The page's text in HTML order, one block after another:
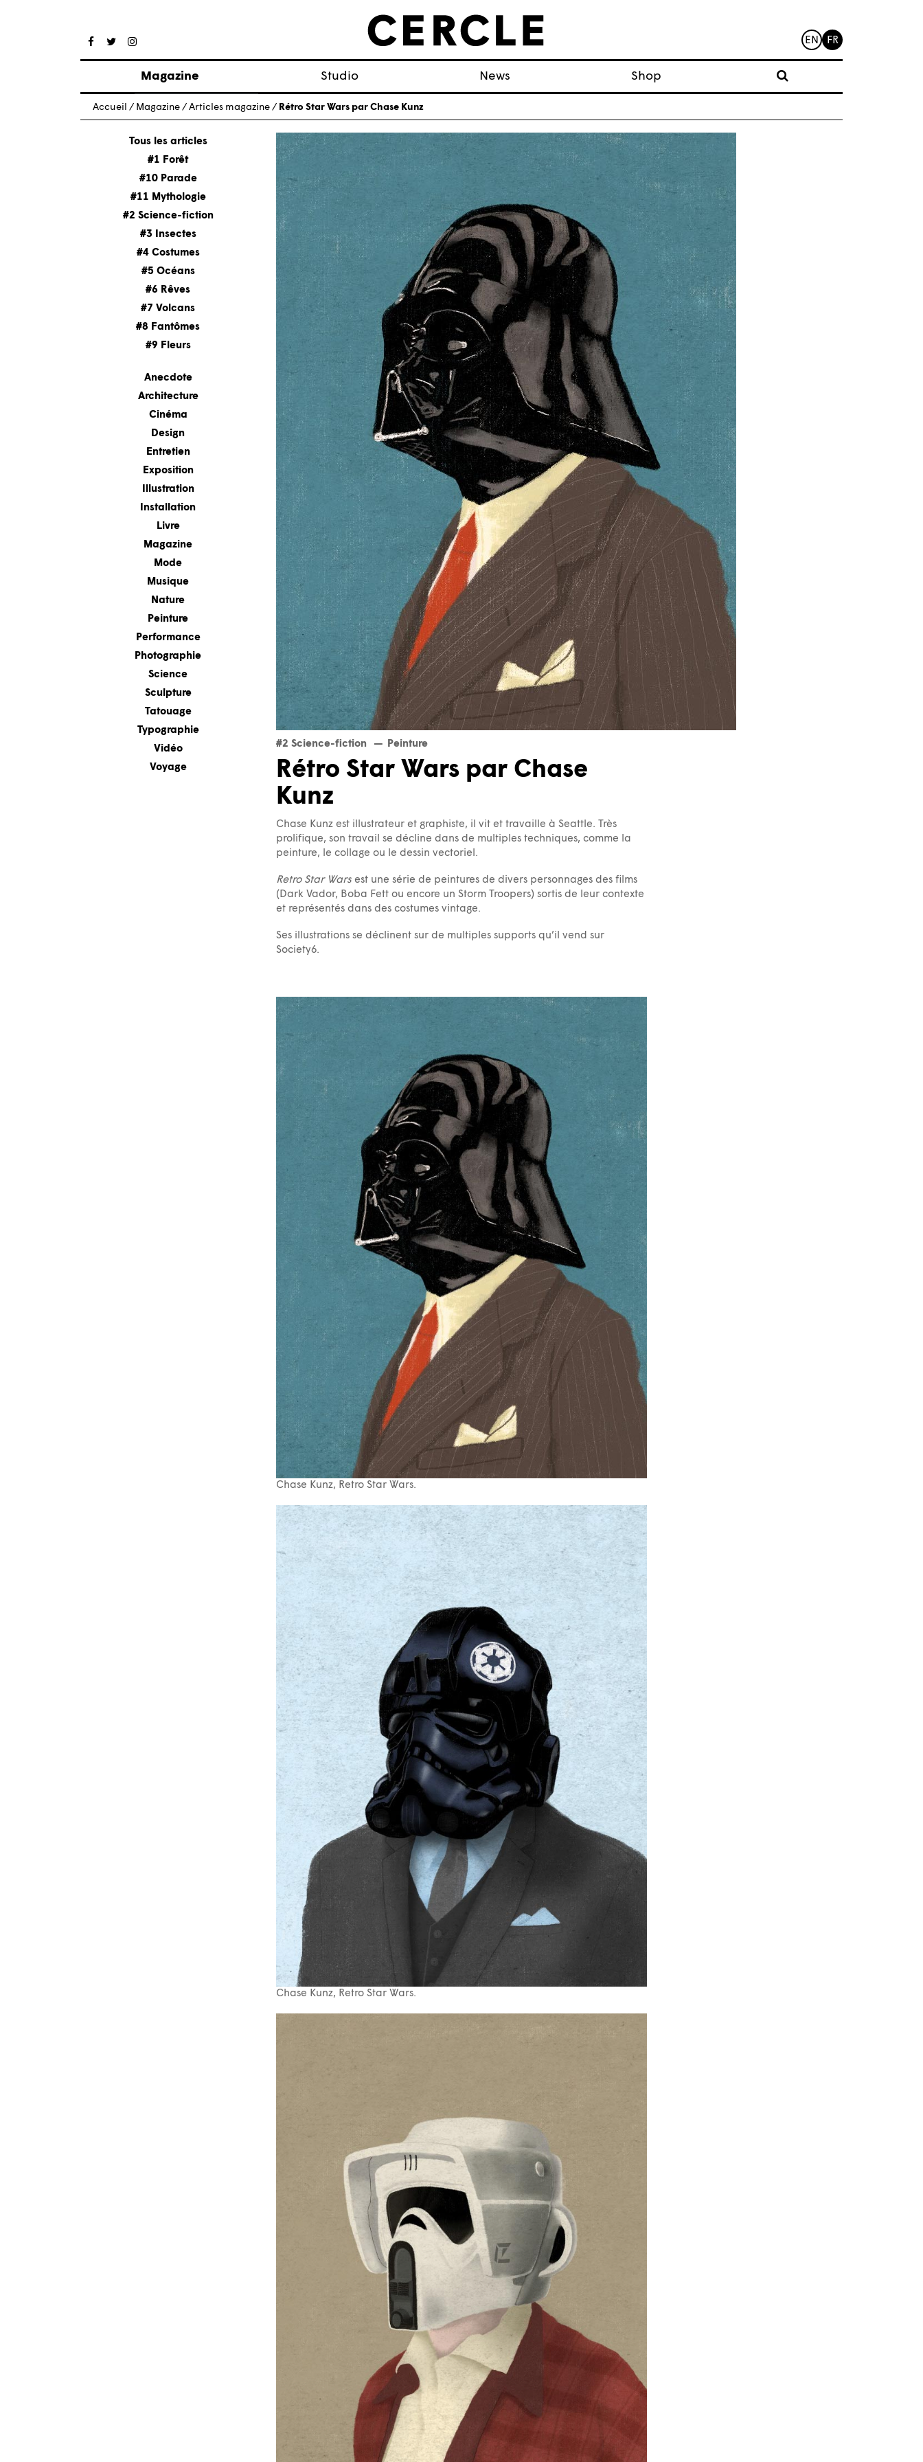
EN FR
Magazine
Articles
À propos
Numéros
Studio News Shop
Accueil / Magazine / Articles magazine / Rétro Star Wars par Chase Kunz
Tous les articles
#1 Forêt
#10 Parade
#11 Mythologie
#2 Science-fiction
#3 Insectes
#4 Costumes
#5 Océans
#6 Rêves
#7 Volcans
#8 Fantômes
#9 Fleurs
Anecdote
Architecture
Cinéma
Design
Entretien
Exposition
Illustration
Installation
Livre
Magazine
Mode
Musique
Nature
Peinture
Performance
Photographie
Science
Sculpture
Tatouage
Typographie
Vidéo
Voyage
#2 Science-fiction Peinture
Rétro Star Wars par Chase
Kunz
Chase Kunz est illustrateur et graphiste, il vit et travaille à Seattle. Très
prolifique, son travail se décline dans de multiples techniques, comme la
peinture, le collage ou le dessin vectoriel.
Retro Star Wars est une série de peintures de divers personnages des films
(Dark Vador, Boba Fett ou encore un Storm Troopers) sortis de leur contexte
et représentés dans des costumes vintage.
Ses illustrations se déclinent sur de multiples supports qu’il vend sur
Society6.
Chase Kunz, Retro Star Wars.
Chase Kunz, Retro Star Wars.